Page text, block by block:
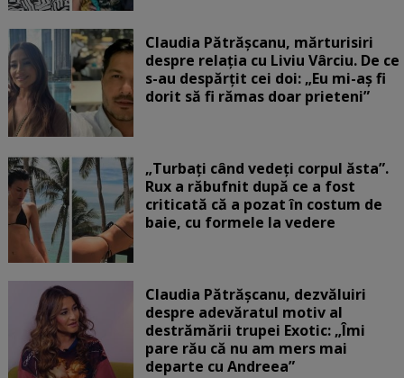
Claudia Pătrășcanu, mărturisiri
despre relația cu Liviu Vârciu. De ce
s-au despărțit cei doi: „Eu mi-aș fi
dorit să fi rămas doar prieteni”
„Turbați când vedeți corpul ăsta”.
Rux a răbufnit după ce a fost
criticată că a pozat în costum de
baie, cu formele la vedere
Claudia Pătrășcanu, dezvăluiri
despre adevăratul motiv al
destrămării trupei Exotic: „Îmi
pare rău că nu am mers mai
departe cu Andreea”